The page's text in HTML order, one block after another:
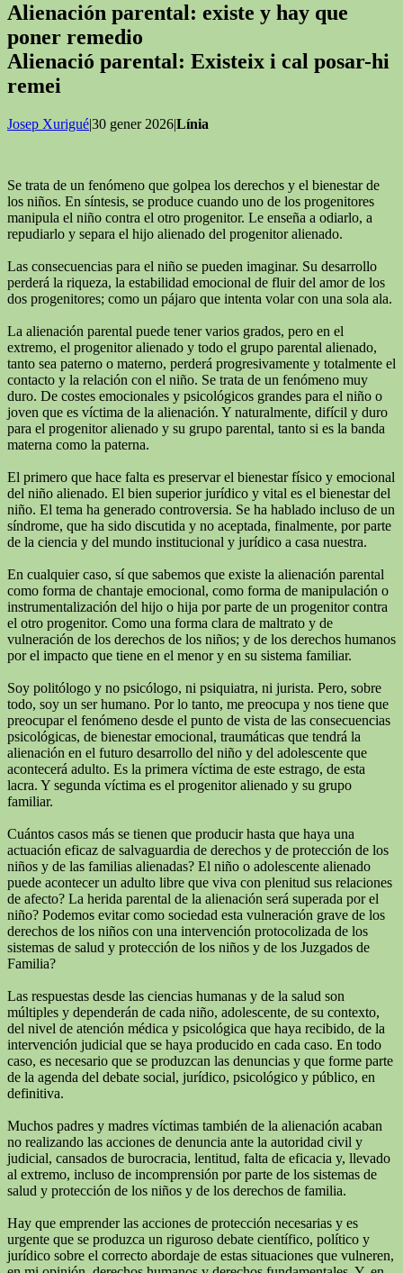
Alienación parental: existe y hay que
poner remedio
Alienació parental: Existeix i cal posar-hi
remei
Josep Xurigué|30 gener 2026|Línia
Se trata de un fenómeno que golpea los derechos y el bienestar de
los niños. En síntesis, se produce cuando uno de los progenitores
manipula el niño contra el otro progenitor. Le enseña a odiarlo, a
repudiarlo y separa el hijo alienado del progenitor alienado.
Las consecuencias para el niño se pueden imaginar. Su desarrollo
perderá la riqueza, la estabilidad emocional de fluir del amor de los
dos progenitores; como un pájaro que intenta volar con una sola ala.
La alienación parental puede tener varios grados, pero en el
extremo, el progenitor alienado y todo el grupo parental alienado,
tanto sea paterno o materno, perderá progresivamente y totalmente el
contacto y la relación con el niño. Se trata de un fenómeno muy
duro. De costes emocionales y psicológicos grandes para el niño o
joven que es víctima de la alienación. Y naturalmente, difícil y duro
para el progenitor alienado y su grupo parental, tanto si es la banda
materna como la paterna.
El primero que hace falta es preservar el bienestar físico y emocional
del niño alienado. El bien superior jurídico y vital es el bienestar del
niño. El tema ha generado controversia. Se ha hablado incluso de un
síndrome, que ha sido discutida y no aceptada, finalmente, por parte
de la ciencia y del mundo institucional y jurídico a casa nuestra.
En cualquier caso, sí que sabemos que existe la alienación parental
como forma de chantaje emocional, como forma de manipulación o
instrumentalización del hijo o hija por parte de un progenitor contra
el otro progenitor. Como una forma clara de maltrato y de
vulneración de los derechos de los niños; y de los derechos humanos
por el impacto que tiene en el menor y en su sistema familiar.
Soy politólogo y no psicólogo, ni psiquiatra, ni jurista. Pero, sobre
todo, soy un ser humano. Por lo tanto, me preocupa y nos tiene que
preocupar el fenómeno desde el punto de vista de las consecuencias
psicológicas, de bienestar emocional, traumáticas que tendrá la
alienación en el futuro desarrollo del niño y del adolescente que
acontecerá adulto. Es la primera víctima de este estrago, de esta
lacra. Y segunda víctima es el progenitor alienado y su grupo
familiar.
Cuántos casos más se tienen que producir hasta que haya una
actuación eficaz de salvaguardia de derechos y de protección de los
niños y de las familias alienadas? El niño o adolescente alienado
puede acontecer un adulto libre que viva con plenitud sus relaciones
de afecto? La herida parental de la alienación será superada por el
niño? Podemos evitar como sociedad esta vulneración grave de los
derechos de los niños con una intervención protocolizada de los
sistemas de salud y protección de los niños y de los Juzgados de
Familia?
Las respuestas desde las ciencias humanas y de la salud son
múltiples y dependerán de cada niño, adolescente, de su contexto,
del nivel de atención médica y psicológica que haya recibido, de la
intervención judicial que se haya producido en cada caso. En todo
caso, es necesario que se produzcan las denuncias y que forme parte
de la agenda del debate social, jurídico, psicológico y público, en
definitiva.
Muchos padres y madres víctimas también de la alienación acaban
no realizando las acciones de denuncia ante la autoridad civil y
judicial, cansados de burocracia, lentitud, falta de eficacia y, llevado
al extremo, incluso de incomprensión por parte de los sistemas de
salud y protección de los niños y de los derechos de familia.
Hay que emprender las acciones de protección necesarias y es
urgente que se produzca un riguroso debate científico, político y
jurídico sobre el correcto abordaje de estas situaciones que vulneren,